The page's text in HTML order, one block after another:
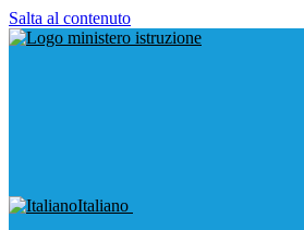
Salta al contenuto
Italiano